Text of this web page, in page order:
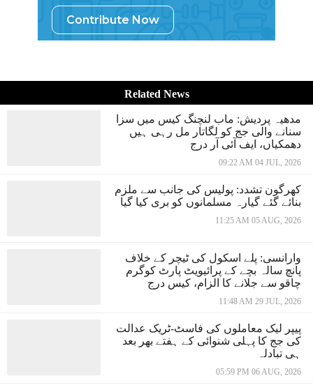
Contribute Now
Related News
مدھیہ پردیش: ماب لنچنگ کیس میں سزا
سنانے والی جج کو لگاتار مل رہی ہیں
دھمکیاں، ایف آئی آر درج
09:22 AM 04 JUL, 2026
کھرگون تشدد: پولیس کی جانب سے ملزم
بنائے گئے گیارہ مسلمانوں کو بری کیا گیا
11:25 AM 05 AUG, 2026
وارانسی: پلے اسکول کی ٹیچر کے خلاف
پانچ سالہ بچے کے پرائیویٹ پارٹ کوگرم
چاقو سے جلانے کا الزام، کیس درج
11:48 AM 29 JUL, 2026
پیپر لیک معاملوں کی فاسٹ-ٹریک عدالت
کی جج کا پہلی شنوائی کے ہفتے بھر بعد
ہی تبادلہ
05:59 PM 06 AUG, 2026